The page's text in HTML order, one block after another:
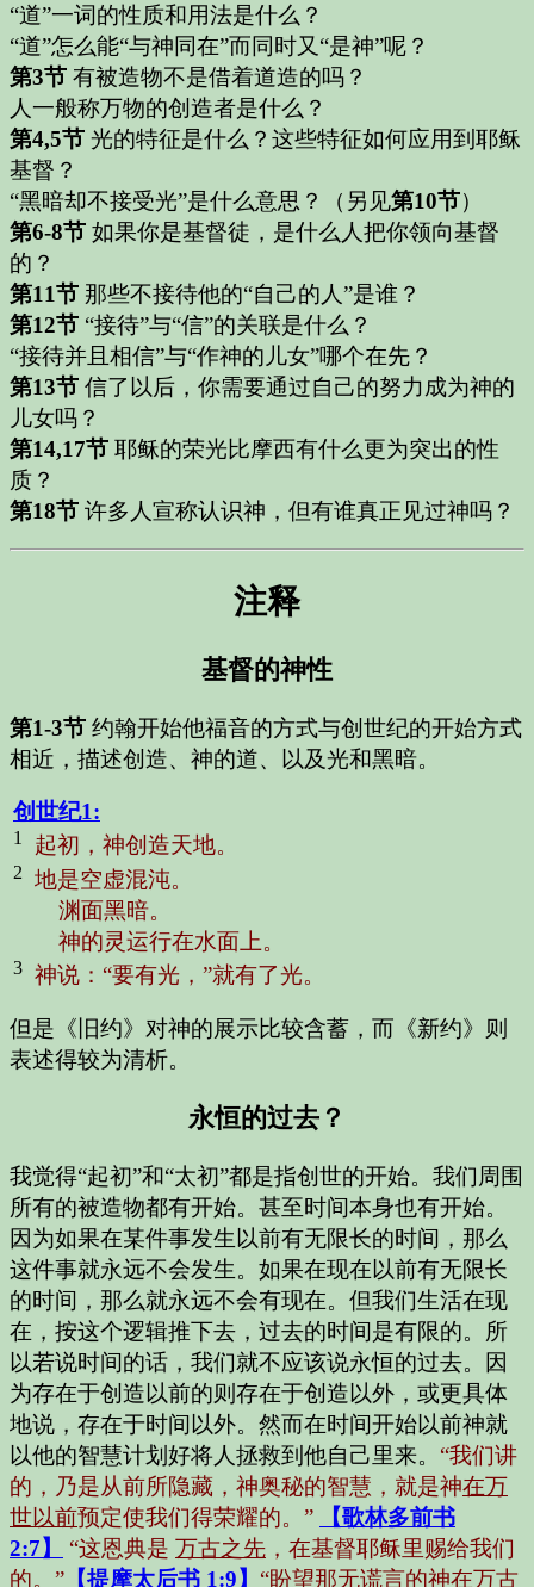
“道”一词的性质和用法是什么？
“道”怎么能“与神同在”而同时又“是神”呢？
第3节 有被造物不是借着道造的吗？
人一般称万物的创造者是什么？
第4,5节 光的特征是什么？这些特征如何应用到耶稣
基督？
“黑暗却不接受光”是什么意思？（另见第10节）
第6-8节 如果你是基督徒，是什么人把你领向基督
的？
第11节 那些不接待他的“自己的人”是谁？
第12节 “接待”与“信”的关联是什么？
“接待并且相信”与“作神的儿女”哪个在先？
第13节 信了以后，你需要通过自己的努力成为神的
儿女吗？
第14,17节 耶稣的荣光比摩西有什么更为突出的性
质？
第18节 许多人宣称认识神，但有谁真正见过神吗？
注释
基督的神性
第1-3节 约翰开始他福音的方式与创世纪的开始方式
相近，描述创造、神的道、以及光和黑暗。
创世纪1:
1 起初，神创造天地。
2
地是空虚混沌。
渊面黑暗。
神的灵运行在水面上。
3 神说：“要有光，”就有了光。
但是《旧约》对神的展示比较含蓄，而《新约》则
表述得较为清析。
永恒的过去？
我觉得“起初”和“太初”都是指创世的开始。我们周围
所有的被造物都有开始。甚至时间本身也有开始。
因为如果在某件事发生以前有无限长的时间，那么
这件事就永远不会发生。如果在现在以前有无限长
的时间，那么就永远不会有现在。但我们生活在现
在，按这个逻辑推下去，过去的时间是有限的。所
以若说时间的话，我们就不应该说永恒的过去。因
为存在于创造以前的则存在于创造以外，或更具体
地说，存在于时间以外。然而在时间开始以前神就
以他的智慧计划好将人拯救到他自己里来。 “我们讲
的，乃是从前所隐藏，神奥秘的智慧，就是神在万
世以前预定使我们得荣耀的。”
【歌林多前书
2:7】
“这恩典是 万古之先 ，在基督耶稣里赐给我们
的。” 【提摩太后书 1:9】 “盼望那无谎言的神在万古